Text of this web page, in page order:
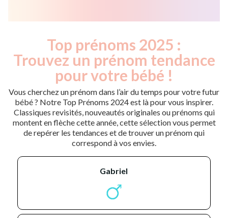
Top prénoms 2025 :
Trouvez un prénom tendance
pour votre bébé !
Vous cherchez un prénom dans l’air du temps pour votre futur
bébé ? Notre Top Prénoms 2024 est là pour vous inspirer.
Classiques revisités, nouveautés originales ou prénoms qui
montent en flèche cette année, cette sélection vous permet
de repérer les tendances et de trouver un prénom qui
correspond à vos envies.
gabriel